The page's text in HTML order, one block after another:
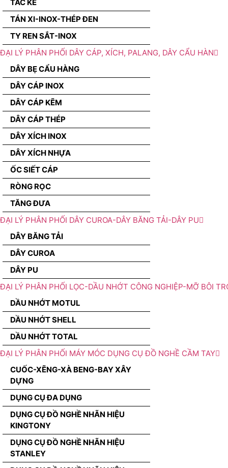
TẮC KÊ
TÁN XI-INOX-THÉP ĐEN
TY REN SẮT-INOX
ĐẠI LÝ PHÂN PHỐI DÂY CÁP, XÍCH, PALANG, DÂY CẨU HÀN
DÂY BẸ CẨU HÀNG
DÂY CÁP INOX
DÂY CÁP KẼM
DÂY CÁP THÉP
DÂY XÍCH INOX
DÂY XÍCH NHỰA
ỐC SIẾT CÁP
RÒNG RỌC
TĂNG ĐƯA
ĐẠI LÝ PHÂN PHỐI DÂY CUROA-DÂY BĂNG TẢI-DÂY PU
DÂY BĂNG TẢI
DÂY CUROA
DÂY PU
ĐẠI LÝ PHÂN PHỐI LỌC-DẦU NHỚT CÔNG NGHIỆP-MỠ BÔI
DẦU NHỚT MOTUL
DẦU NHỚT SHELL
DẦU NHỚT TOTAL
ĐẠI LÝ PHÂN PHỐI MÁY MÓC DỤNG CỤ ĐỒ NGHỀ CẦM TAY
CUỐC-XẼNG-XÀ BENG-BAY XÂY
DỰNG
DỤNG CỤ ĐA DỤNG
DỤNG CỤ ĐỒ NGHỀ NHÃN HIỆU
KINGTONY
DỤNG CỤ ĐỒ NGHỀ NHÃN HIỆU
STANLEY